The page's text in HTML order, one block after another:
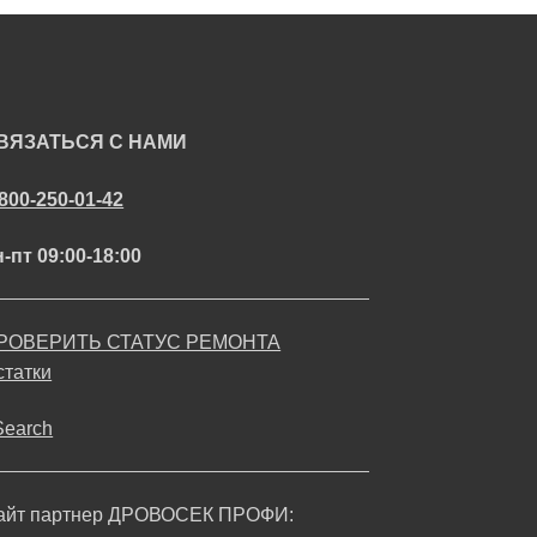
С НАМИ
250-01-42
пт 09:00-18:00
СТАТУС РЕМОНТА
партнер ДРОВОСЕК ПРОФИ: